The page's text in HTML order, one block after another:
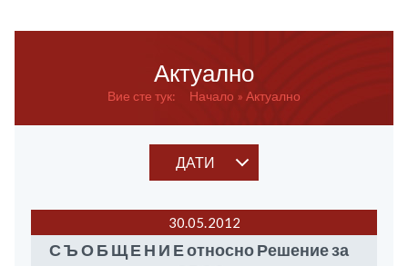
Актуално
Вие сте тук: Начало Актуално
ДАТИ
30.05 2012
С Ъ О Б Щ Е Н И Е относно Решение за